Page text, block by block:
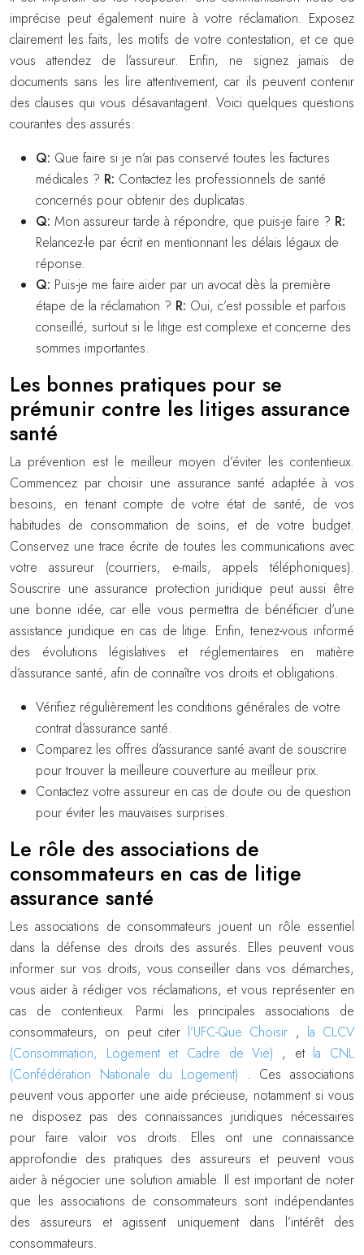
imprécise peut également nuire à votre réclamation. Exposez
clairement les faits, les motifs de votre contestation, et ce que
vous attendez de l’assureur. Enfin, ne signez jamais de
documents sans les lire attentivement, car ils peuvent contenir
des clauses qui vous désavantagent. Voici quelques questions
courantes des assurés:
Q: Que faire si je n’ai pas conservé toutes les factures
médicales ? R: Contactez les professionnels de santé
concernés pour obtenir des duplicatas.
Q: Mon assureur tarde à répondre, que puis-je faire ? R:
Relancez-le par écrit en mentionnant les délais légaux de
réponse.
Q: Puis-je me faire aider par un avocat dès la première
étape de la réclamation ? R: Oui, c’est possible et parfois
conseillé, surtout si le litige est complexe et concerne des
sommes importantes.
Les bonnes pratiques pour se
prémunir contre les litiges assurance
santé
La prévention est le meilleur moyen d’éviter les contentieux.
Commencez par choisir une assurance santé adaptée à vos
besoins, en tenant compte de votre état de santé, de vos
habitudes de consommation de soins, et de votre budget.
Conservez une trace écrite de toutes les communications avec
votre assureur (courriers, e-mails, appels téléphoniques).
Souscrire une assurance protection juridique peut aussi être
une bonne idée, car elle vous permettra de bénéficier d’une
assistance juridique en cas de litige. Enfin, tenez-vous informé
des évolutions législatives et réglementaires en matière
d’assurance santé, afin de connaître vos droits et obligations.
Vérifiez régulièrement les conditions générales de votre
contrat d’assurance santé.
Comparez les offres d’assurance santé avant de souscrire
pour trouver la meilleure couverture au meilleur prix.
Contactez votre assureur en cas de doute ou de question
pour éviter les mauvaises surprises.
Le rôle des associations de
consommateurs en cas de litige
assurance santé
Les associations de consommateurs jouent un rôle essentiel
dans la défense des droits des assurés. Elles peuvent vous
informer sur vos droits, vous conseiller dans vos démarches,
vous aider à rédiger vos réclamations, et vous représenter en
cas de contentieux. Parmi les principales associations de
consommateurs, on peut citer l’UFC-Que Choisir , la CLCV
(Consommation, Logement et Cadre de Vie) , et la CNL
(Confédération Nationale du Logement) . Ces associations
peuvent vous apporter une aide précieuse, notamment si vous
ne disposez pas des connaissances juridiques nécessaires
pour faire valoir vos droits. Elles ont une connaissance
approfondie des pratiques des assureurs et peuvent vous
aider à négocier une solution amiable. Il est important de noter
que les associations de consommateurs sont indépendantes
des assureurs et agissent uniquement dans l’intérêt des
consommateurs.